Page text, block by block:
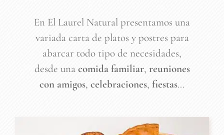
NOSOTROS
DOMICILIO
TIENDAS
En El Laurel Natural presentamos una
variada carta de platos y postres para
abarcar todo tipo de necesidades,
desde una comida familiar, reuniones
con amigos, celebraciones, fiestas…